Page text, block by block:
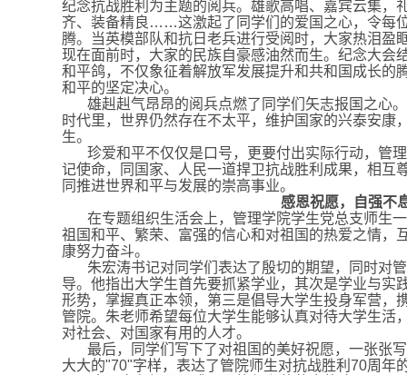
纪念抗战胜利为主题的阅兵。雄歌高唱、嘉宾云集，
齐、装备精良……这激起了同学们的爱国之心，令每
腾。当英模部队和抗日老兵进行受阅时，大家热泪盈
现在面前时，大家的民族自豪感油然而生。纪念大会
和平鸽，不仅象征着解放军发展提升和共和国成长的
和平的坚定决心。
雄赳赳气昂昂的阅兵点燃了同学们矢志报国之心
时代里，世界仍然存在不太平，维护国家的兴泰安康
生。
珍爱和平不仅仅是口号，更要付出实际行动，管
记使命，同国家、人民一道捍卫抗战胜利成果，相互
同推进世界和平与发展的崇高事业。
感恩祝愿，自强不
在专题组织生活会上，管理学院学生党总支师生
祖国和平、繁荣、富强的信心和对祖国的热爱之情，
康努力奋斗。
朱宏涛书记对同学们表达了殷切的期望，同时对
导。他指出大学生首先要抓紧学业，其次是学业与实
形势，掌握真正本领，第三是倡导大学生投身军营，
管院。朱老师希望每位大学生能够认真对待大学生活
对社会、对国家有用的人才。
最后，同学们写下了对祖国的美好祝愿，一张张
大大的"70"字样，表达了管院师生对抗战胜利70周年